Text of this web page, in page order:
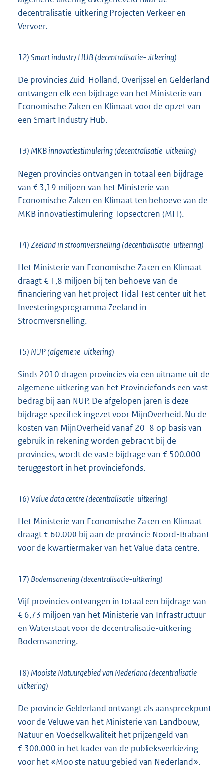
decentralisatie-uitkering Projecten Verkeer en
Vervoer.
12) Smart industry HUB (decentralisatie-uitkering)
De provincies Zuid-Holland, Overijssel en Gelderland
ontvangen elk een bijdrage van het Ministerie van
Economische Zaken en Klimaat voor de opzet van
een Smart Industry Hub.
13) MKB innovatiestimulering (decentralisatie-uitkering)
Negen provincies ontvangen in totaal een bijdrage
van € 3,19 miljoen van het Ministerie van
Economische Zaken en Klimaat ten behoeve van de
MKB innovatiestimulering Topsectoren (MIT).
14) Zeeland in stroomversnelling (decentralisatie-uitkering)
Het Ministerie van Economische Zaken en Klimaat
draagt € 1,8 miljoen bij ten behoeve van de
financiering van het project Tidal Test center uit het
Investeringsprogramma Zeeland in
Stroomversnelling.
15) NUP (algemene-uitkering)
Sinds 2010 dragen provincies via een uitname uit de
algemene uitkering van het Provinciefonds een vast
bedrag bij aan NUP. De afgelopen jaren is deze
bijdrage specifiek ingezet voor MijnOverheid. Nu de
kosten van MijnOverheid vanaf 2018 op basis van
gebruik in rekening worden gebracht bij de
provincies, wordt de vaste bijdrage van € 500.000
teruggestort in het provinciefonds.
16) Value data centre (decentralisatie-uitkering)
Het Ministerie van Economische Zaken en Klimaat
draagt € 60.000 bij aan de provincie Noord-Brabant
voor de kwartiermaker van het Value data centre.
17) Bodemsanering (decentralisatie-uitkering)
Vijf provincies ontvangen in totaal een bijdrage van
€ 6,73 miljoen van het Ministerie van Infrastructuur
en Waterstaat voor de decentralisatie-uitkering
Bodemsanering.
18) Mooiste Natuurgebied van Nederland (decentralisatie-
uitkering)
De provincie Gelderland ontvangt als aanspreekpunt
voor de Veluwe van het Ministerie van Landbouw,
Natuur en Voedselkwaliteit het prijzengeld van
€ 300.000 in het kader van de publieksverkiezing
voor het «Mooiste natuurgebied van Nederland».